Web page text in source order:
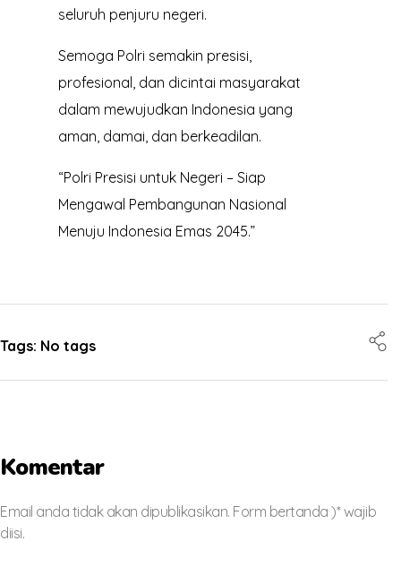
seluruh penjuru negeri.
Semoga Polri semakin presisi,
profesional, dan dicintai masyarakat
dalam mewujudkan Indonesia yang
aman, damai, dan berkeadilan.
“Polri Presisi untuk Negeri – Siap
Mengawal Pembangunan Nasional
Menuju Indonesia Emas 2045.”
Tags: No tags
Komentar
Email anda tidak akan dipublikasikan. Form bertanda )* wajib
diisi.